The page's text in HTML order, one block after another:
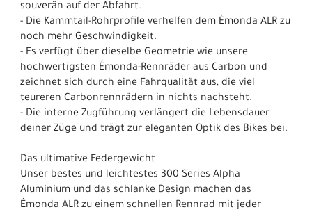
souverän auf der Abfahrt.
- Die Kammtail-Rohrprofile verhelfen dem Émonda ALR zu
noch mehr Geschwindigkeit.
- Es verfügt über dieselbe Geometrie wie unsere
hochwertigsten Émonda-Rennräder aus Carbon und
zeichnet sich durch eine Fahrqualität aus, die viel
teureren Carbonrennrädern in nichts nachsteht.
- Die interne Zugführung verlängert die Lebensdauer
deiner Züge und trägt zur eleganten Optik des Bikes bei.
Das ultimative Federgewicht
Unser bestes und leichtestes 300 Series Alpha
Aluminium und das schlanke Design machen das
Émonda ALR zu einem schnellen Rennrad mit jeder